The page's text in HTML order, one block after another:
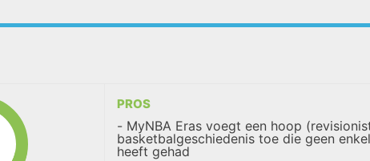
PROS
MyNBA Eras voegt een hoop
basketbalgeschiedenis toe die geen
heeft gehad